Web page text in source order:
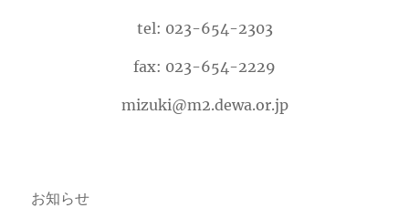
tel: 023-654-2303
fax: 023-654-2229
mizuki@m2.dewa.or.jp
お知らせ